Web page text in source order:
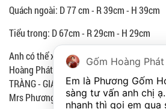
Quách ngoài: D 77 cm - R 39cm - H 39cm
Tiểu trong: D 67cm - R 29cm - H 29cm
Anh có thể xem trực tiếp Quách tiểu sành
Hoàng Phát Phát tại showroom - SỐ 21 -
TRÀNG - GIA LÂM - HÀ NỘI. Hotline tư
Mrs Phương. Cảm ơn anh
Gốm Hoàng Phát
Em là Phương Gốm
sàng tư vấn anh chị
nhanh thì gọi em qua